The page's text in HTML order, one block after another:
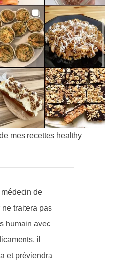
mes recettes healthy
médecin de
ne traitera pas
humain avec
il
et préviendra